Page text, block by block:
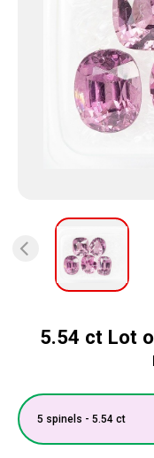
5.54 ct Lot
5 spinels - 5.54 ct